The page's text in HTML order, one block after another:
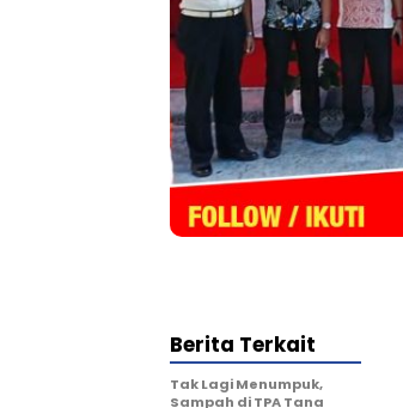
Berita Terkait
Tak Lagi Menumpuk,
Sampah di TPA Tana